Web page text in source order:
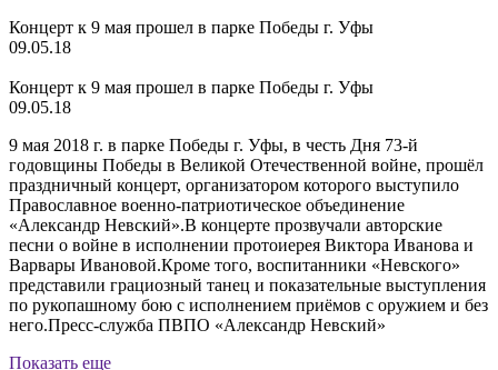
Концерт к 9 мая прошел в парке Победы г. Уфы
09.05.18
Концерт к 9 мая прошел в парке Победы г. Уфы
09.05.18
9 мая 2018 г. в парке Победы г. Уфы, в честь Дня 73-й
годовщины Победы в Великой Отечественной войне, прошёл
праздничный концерт, организатором которого выступило
Православное военно-патриотическое объединение
«Александр Невский».В концерте прозвучали авторские
песни о войне в исполнении протоиерея Виктора Иванова и
Варвары Ивановой.Кроме того, воспитанники «Невского»
представили грациозный танец и показательные выступления
по рукопашному бою с исполнением приёмов с оружием и без
него.Пресс-служба ПВПО «Александр Невский»
Показать еще